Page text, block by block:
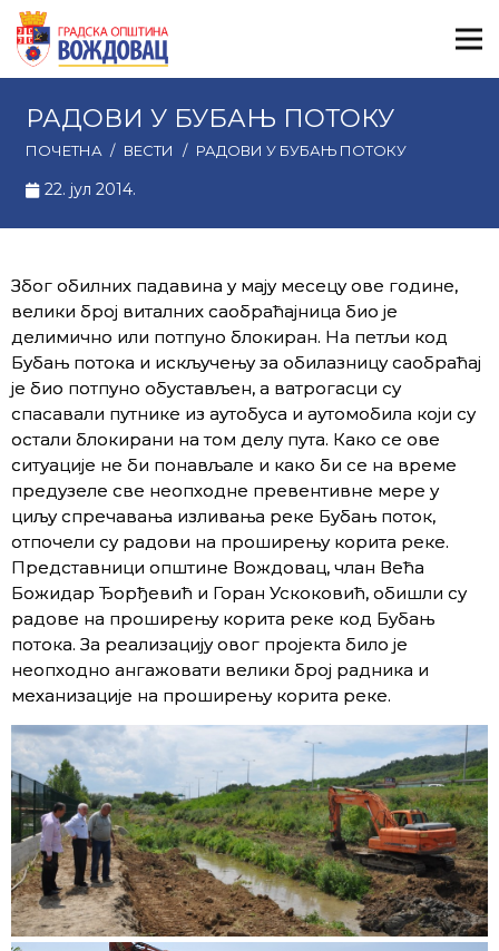
РАДОВИ У БУБАЊ ПОТОКУ
ПОЧЕТНА / ВЕСТИ / РАДОВИ У БУБАЊ ПОТОКУ
22. јул 2014.
Због обилних падавина у мају месецу ове године,
велики број виталних саобраћајница био је
делимично или потпуно блокиран. На петљи код
Бубањ потока и искључењу за обилазницу саобраћај
је био потпуно обустављен, а ватрогасци су
спасавали путнике из аутобуса и аутомобила који су
остали блокирани на том делу пута. Како се ове
ситуације не би понављале и како би се на време
предузеле све неопходне превентивне мере у
циљу спречавања изливања реке Бубањ поток,
отпочели су радови на проширењу корита реке.
Представници општине Вождовац, члан Већа
Божидар Ђорђевић и Горан Ускоковић, обишли су
радове на проширењу корита реке код Бубањ
потока. За реализацију овог пројекта било је
неопходно ангажовати велики број радника и
механизације на проширењу корита реке.